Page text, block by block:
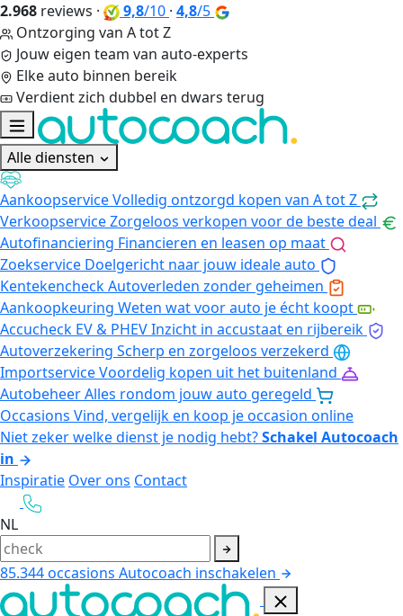
2.968 reviews · 9,8/10 · 4,8/5
Ontzorging van A tot Z
Jouw eigen team van auto-experts
Elke auto binnen bereik
Verdient zich dubbel en dwars terug
Alle diensten
AankoopserviceVolledig ontzorgd kopen van A tot Z
VerkoopserviceZorgeloos verkopen voor de beste deal
Autofinanciering Financieren en leasen op maat
Zoekservice Doelgericht naar jouw ideale auto
KentekencheckAutoverleden zonder geheimen
Aankoopkeuring Weten wat voor auto je écht koopt
Accucheck EV & PHEVInzicht in accustaat en rijbereik
Autoverzekering Scherp en zorgeloos verzekerd
ImportserviceVoordelig kopen uit het buitenland
AutobeheerAlles rondom jouw auto geregeld
Occasions Vind, vergelijk en koop je occasion online
Niet zeker welke dienst je nodig hebt?Schakel Autocoach
in
Inspiratie Over ons Contact
NL
85.344occasions Autocoach inschakelen